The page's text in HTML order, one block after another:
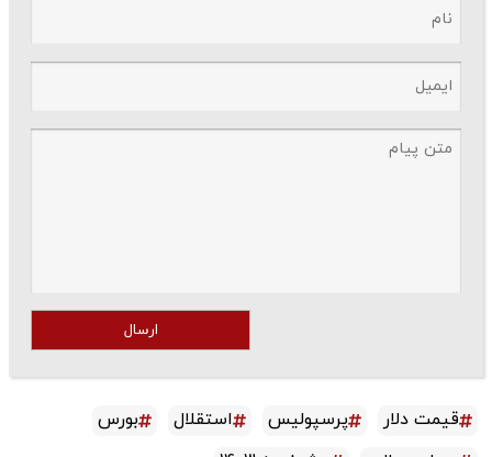
ارسال
قیمت دلار پرسپولیس استقلال
بورس